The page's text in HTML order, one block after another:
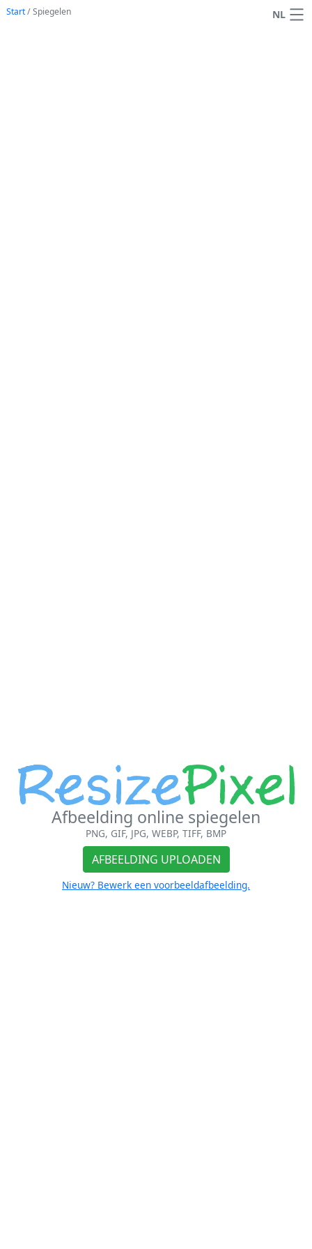
Start/Spiegelen NL
Afbeelding online spiegelen
PNG, GIF, JPG, WEBP, TIFF, BMP
AFBEELDING UPLOADEN
Nieuw? Bewerk een voorbeeldafbeelding.